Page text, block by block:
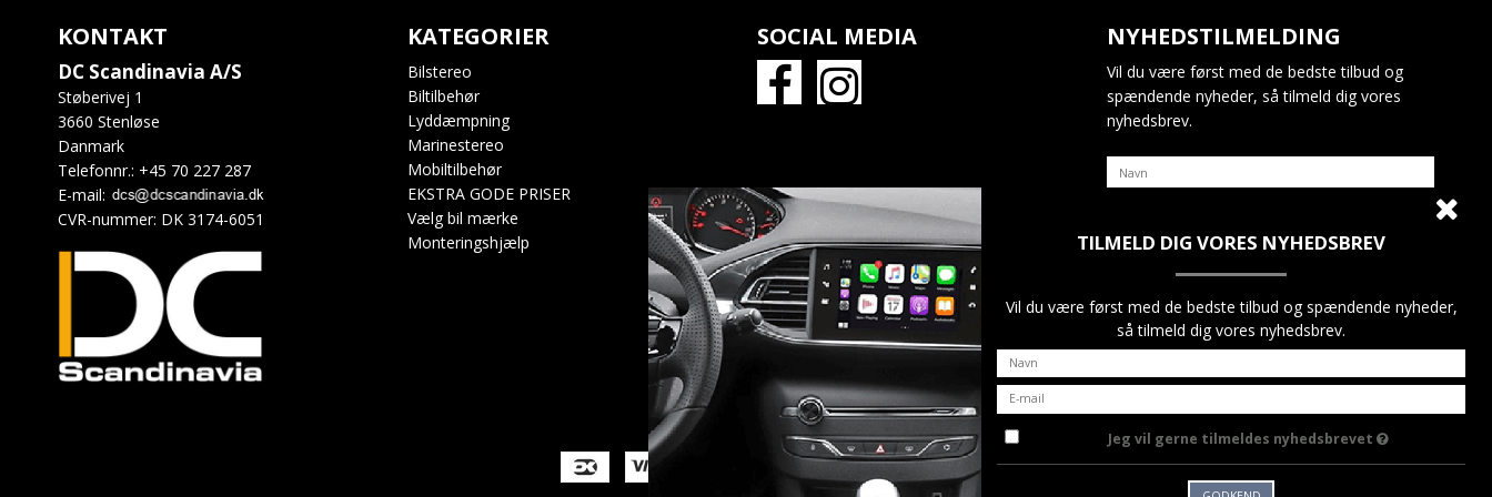
KONTAKT
DC Scandinavia A/S
Støberivej 1
3660 Stenløse
Danmark
Telefonnr.: +45 70 227 287
E-mail:
CVR-nummer: DK 3174-6051
KATEGORIER
Bilstereo
Biltilbehør
Lyddæmpning
Marinestereo
Mobiltilbehør
EKSTRA GODE PRISER
Vælg bil mærke
Monteringshjælp
SOCIAL MEDIA NYHEDSTILMELDING
Vil du være først med de bedste tilbud og
spændende nyheder, så tilmeld dig vores
nyhedsbrev.
Jeg vil gerne tilmeldes nyhedsbrevet
GODKEND
TILMELD DIG VORES NYHEDSBREV
Vil du være først med de bedste tilbud og spændende nyheder,
så tilmeld dig vores nyhedsbrev.
Jeg vil gerne tilmeldes nyhedsbrevet